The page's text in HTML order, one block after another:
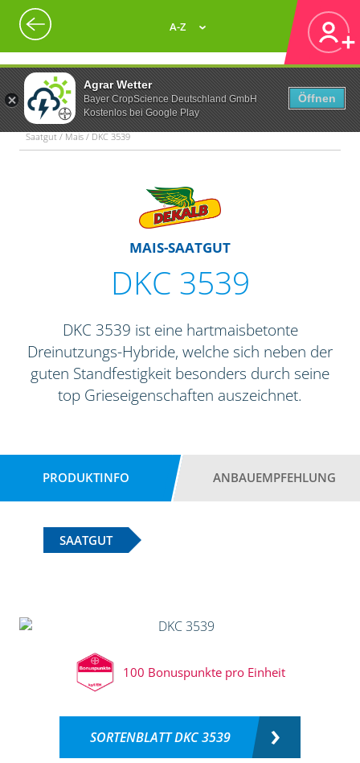
Agrar Wetter
Bayer CropScience Deutschland GmbH
Kostenlos bei Google Play
Öffnen
A-Z
Saatgut / Mais / DKC 3539
MAIS-SAATGUT
DKC 3539
DKC 3539 ist eine hartmaisbetonte
Dreinutzungs-Hybride, welche sich neben der
guten Standfestigkeit besonders durch seine
top Grieseigenschaften auszeichnet.
PRODUKTINFO ANBAUEMPFEHLUNG
SAATGUT
100 Bonuspunkte pro Einheit
SORTENBLATT DKC 3539